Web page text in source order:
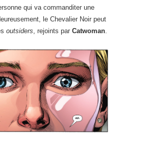
qui va commanditer une
le Chevalier Noir peut
outsiders, rejoints par Catwoman.